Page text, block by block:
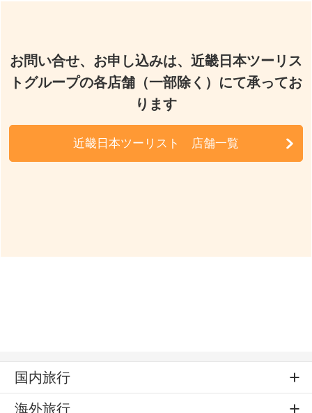
お問い合せ、お申し込みは、近畿日本ツーリス
トグループの各店舗（一部除く）にて承ってお
ります
近畿日本ツーリスト 店舗一覧
国内旅行
海外旅行